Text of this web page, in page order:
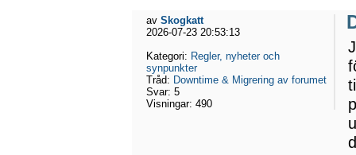
av Skogkatt
2026-07-23 20:53:13
Kategori: Regler, nyheter och
synpunkter
Tråd: Downtime & Migrering av forumet
Svar: 5
Visningar: 490